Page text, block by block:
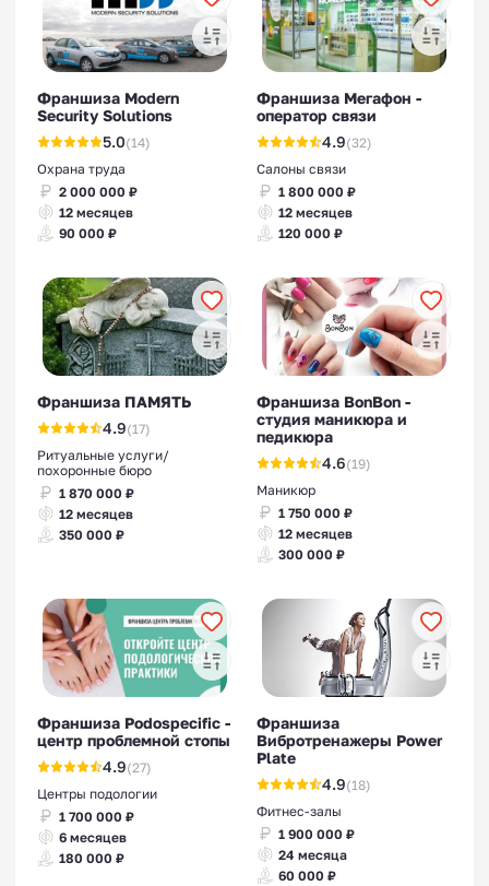
Франшиза Modern
Security Solutions
5.0(14)
Охрана труда
2 000 000 ₽
12 месяцев
90 000 ₽
Франшиза Мегафон -
оператор связи
4.9(32)
Салоны связи
1 800 000 ₽
12 месяцев
120 000 ₽
Франшиза ПАМЯТЬ
4.9(17)
Ритуальные услуги/
похоронные бюро
1 870 000 ₽
12 месяцев
350 000 ₽
Франшиза BonBon -
студия маникюра и
педикюра
4.6(19)
Маникюр
1 750 000 ₽
12 месяцев
300 000 ₽
Франшиза Podospecific -
центр проблемной стопы
4.9(27)
Центры подологии
1 700 000 ₽
6 месяцев
180 000 ₽
Франшиза
Вибротренажеры Power
Plate
4.9(18)
Фитнес-залы
1 900 000 ₽
24 месяца
60 000 ₽